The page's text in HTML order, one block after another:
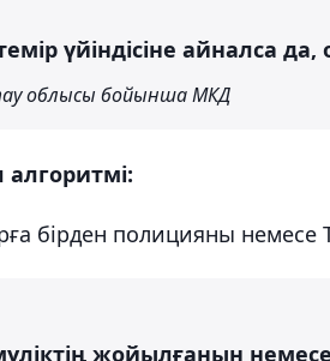
үйіндісіне айналса
облысы бойынша МКД
бірден полицияны
жойылғанын